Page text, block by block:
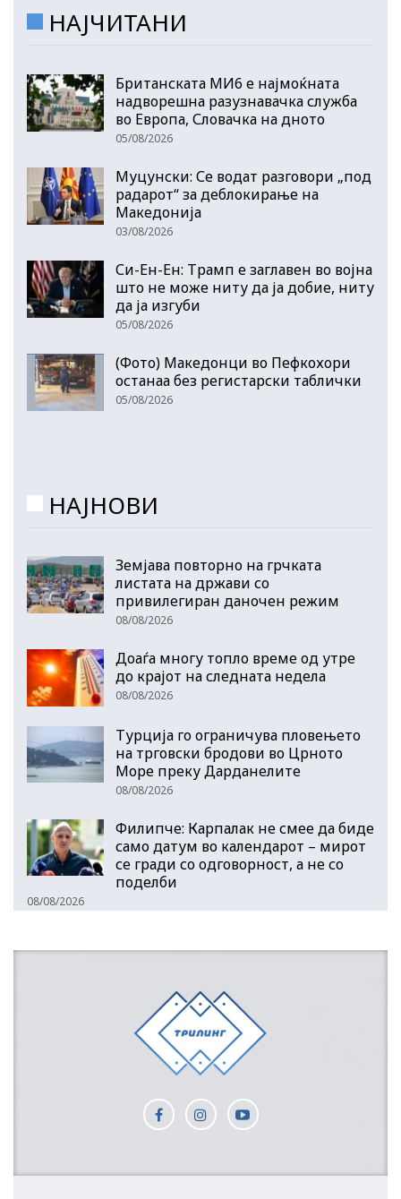
НАЈЧИТАНИ
Британската МИ6 е најмоќната
надворешна разузнавачка служба
во Европа, Словачка на дното
05/08/2026
Муцунски: Се водат разговори „под
радарот“ за деблокирање на
Македонија
03/08/2026
Си-Ен-Ен: Трамп е заглавен во војна
што не може ниту да ја добие, ниту
да ја изгуби
05/08/2026
(Фото) Македонци во Пефкохори
останаа без регистарски таблички
05/08/2026
НАЈНОВИ
Земјава повторно на грчката
листата на држави со
привилегиран даночен режим
08/08/2026
Доаѓа многу топло време од утре
до крајот на следната недела
08/08/2026
Турција го ограничува пловењето
на трговски бродови во Црното
Море преку Дарданелите
08/08/2026
Филипче: Карпалак не смее да биде
само датум во календарот – мирот
се гради со одговорност, а не со
поделби
08/08/2026